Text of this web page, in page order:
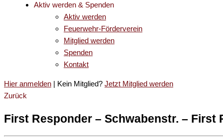
Aktiv werden & Spenden
Aktiv werden
Feuerwehr-Förderverein
Mitglied werden
Spenden
Kontakt
Hier anmelden | Kein Mitglied? Jetzt Mitglied werden
Zurück
First Responder – Schwabenstr. – First